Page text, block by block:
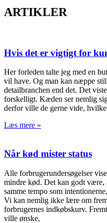
ARTIKLER
Hvis det er vigtigt for
Her forleden talte jeg med en
vil have. Og man kan næppe
detailbranchen end det. Det
forskelligt. Kæden ser nemlig
derfor ville de gerne vide,
Læs mere »
Når kød mister status
Alle forbrugerundersøgelser
mindre kød. Det kan godt være,
samme tempo som
Vi kan nemlig ikke lære om
forbrugernes indkøbskurv.
ville ønske,